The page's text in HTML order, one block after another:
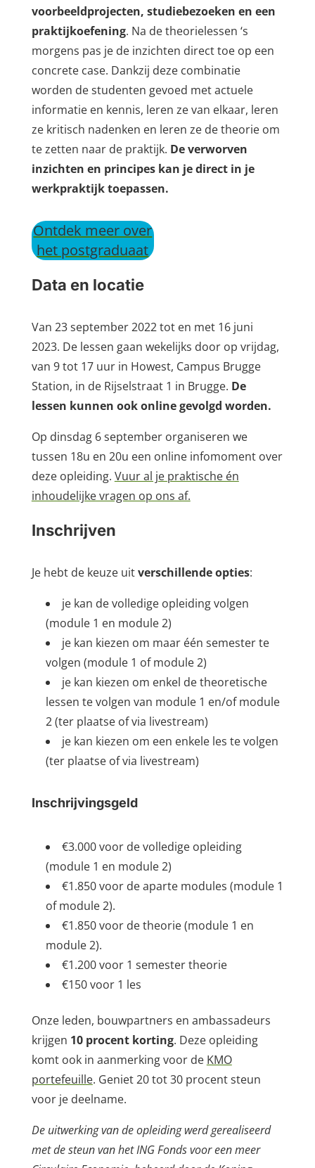
voorbeeldprojecten, studiebezoeken en een
praktijkoefening. Na de theorielessen ‘s
morgens pas je de inzichten direct toe op een
concrete case. Dankzij deze combinatie
worden de studenten gevoed met actuele
informatie en kennis, leren ze van elkaar, leren
ze kritisch nadenken en leren ze de theorie om
te zetten naar de praktijk. De verworven
inzichten en principes kan je direct in je
werkpraktijk toepassen.
Ontdek meer over
het postgraduaat
Data en locatie
Van 23 september 2022 tot en met 16 juni
2023. De lessen gaan wekelijks door op vrijdag,
van 9 tot 17 uur in Howest, Campus Brugge
Station, in de Rijselstraat 1 in Brugge. De
lessen kunnen ook online gevolgd worden.
Op dinsdag 6 september organiseren we
tussen 18u en 20u een online infomoment over
deze opleiding. Vuur al je praktische én
inhoudelijke vragen op ons af.
Inschrijven
Je hebt de keuze uitverschillende opties:
je kan de volledige opleiding volgen
(module 1 en module 2)
je kan kiezen om maar één semester te
volgen (module 1 of module 2)
je kan kiezen om enkel de theoretische
lessen te volgen van module 1 en/of module
2 (ter plaatse of via livestream)
je kan kiezen om een enkele les te volgen
(ter plaatse of via livestream)
Inschrijvingsgeld
€3.000 voor de volledige opleiding
(module 1 en module 2)
€1.850 voor de aparte modules (module 1
of module 2).
€1.850 voor de theorie (module 1 en
module 2).
€1.200 voor 1 semester theorie
€150 voor 1 les
Onze leden, bouwpartners en ambassadeurs
krijgen 10 procent korting. Deze opleiding
komt ook in aanmerking voor de KMO
portefeuille. Geniet 20 tot 30 procent steun
voor je deelname.
De uitwerking van de opleiding werd gerealiseerd
met de steun van het ING Fonds voor een meer